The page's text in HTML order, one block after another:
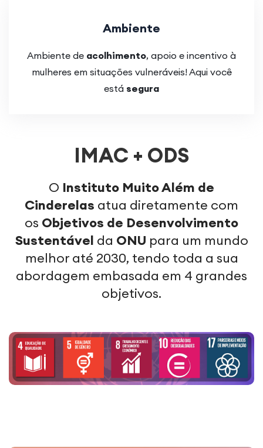
Ambiente
Ambiente de acolhimento, apoio e incentivo à
mulheres em situações vulneráveis! Aqui você
está segura
IMAC + ODS
O Instituto Muito Além de
Cinderelas atua diretamente com
os Objetivos de Desenvolvimento
Sustentável da ONU para um mundo
melhor até 2030, tendo toda a sua
abordagem embasada em 4 grandes
objetivos.